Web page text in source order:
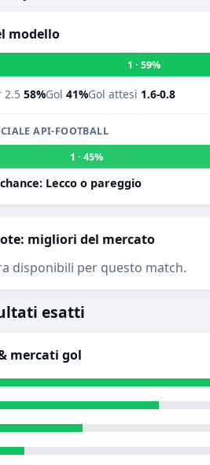
modello
1 · 59%
2.5 58%Gol 41%Gol attesi 1.6-0.8
API-FOOTBALL
1 · 45%
Lecco o pareggio
migliori del mercato
disponibili per questo match.
esatti
mercati gol